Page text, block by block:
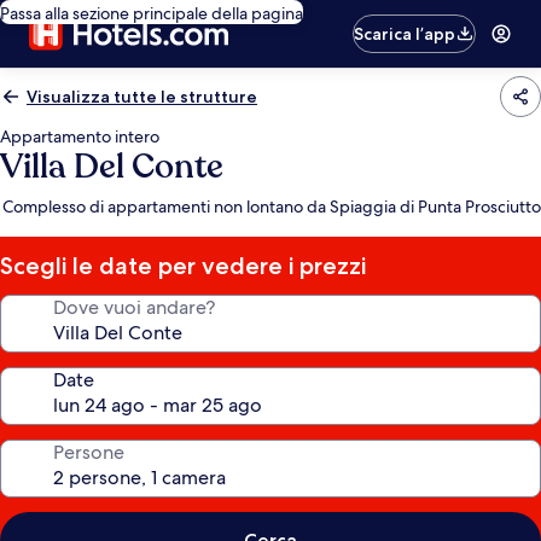
Passa alla sezione principale della pagina
Scarica l’app
Visualizza tutte le strutture
Appartamento intero
Villa Del Conte
Complesso di appartamenti non lontano da Spiaggia di Punta Prosciutto
Scegli le date per vedere i prezzi
Dove vuoi andare?
Date
Persone